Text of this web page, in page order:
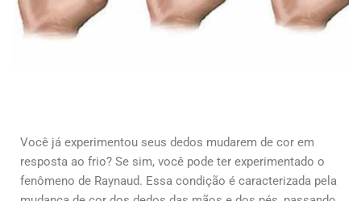
Você já experimentou seus dedos mudarem de cor em
resposta ao frio? Se sim, você pode ter experimentado o
fenômeno de Raynaud. Essa condição é caracterizada pela